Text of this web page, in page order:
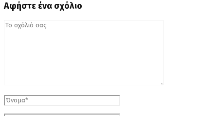
Αφήστε ένα σχόλιο